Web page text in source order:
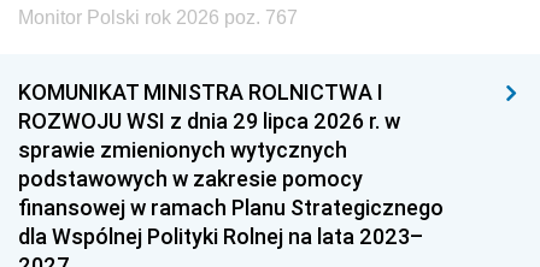
Monitor Polski rok 2026 poz. 767
KOMUNIKAT MINISTRA ROLNICTWA I
ROZWOJU WSI z dnia 29 lipca 2026 r. w
sprawie zmienionych wytycznych
podstawowych w zakresie pomocy
finansowej w ramach Planu Strategicznego
dla Wspólnej Polityki Rolnej na lata 2023–